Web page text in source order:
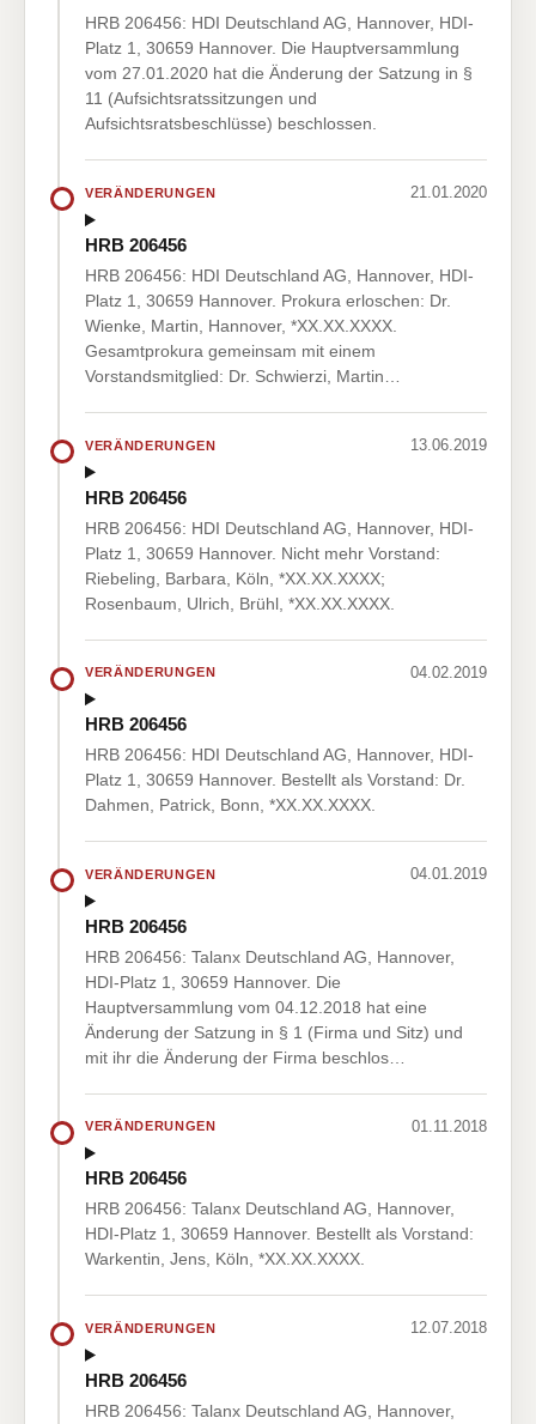
HRB 206456: HDI Deutschland AG, Hannover, HDI-
Platz 1, 30659 Hannover. Die Hauptversammlung
vom 27.01.2020 hat die Änderung der Satzung in §
11 (Aufsichtsratssitzungen und
Aufsichtsratsbeschlüsse) beschlossen.
VERÄNDERUNGEN 21.01.2020
HRB 206456
HRB 206456: HDI Deutschland AG, Hannover, HDI-
Platz 1, 30659 Hannover. Prokura erloschen: Dr.
Wienke, Martin, Hannover, *XX.XX.XXXX.
Gesamtprokura gemeinsam mit einem
Vorstandsmitglied: Dr. Schwierzi, Martin…
VERÄNDERUNGEN 13.06.2019
HRB 206456
HRB 206456: HDI Deutschland AG, Hannover, HDI-
Platz 1, 30659 Hannover. Nicht mehr Vorstand:
Riebeling, Barbara, Köln, *XX.XX.XXXX;
Rosenbaum, Ulrich, Brühl, *XX.XX.XXXX.
VERÄNDERUNGEN 04.02.2019
HRB 206456
HRB 206456: HDI Deutschland AG, Hannover, HDI-
Platz 1, 30659 Hannover. Bestellt als Vorstand: Dr.
Dahmen, Patrick, Bonn, *XX.XX.XXXX.
VERÄNDERUNGEN 04.01.2019
HRB 206456
HRB 206456: Talanx Deutschland AG, Hannover,
HDI-Platz 1, 30659 Hannover. Die
Hauptversammlung vom 04.12.2018 hat eine
Änderung der Satzung in § 1 (Firma und Sitz) und
mit ihr die Änderung der Firma beschlos…
VERÄNDERUNGEN 01.11.2018
HRB 206456
HRB 206456: Talanx Deutschland AG, Hannover,
HDI-Platz 1, 30659 Hannover. Bestellt als Vorstand:
Warkentin, Jens, Köln, *XX.XX.XXXX.
VERÄNDERUNGEN 12.07.2018
HRB 206456
HRB 206456: Talanx Deutschland AG, Hannover,